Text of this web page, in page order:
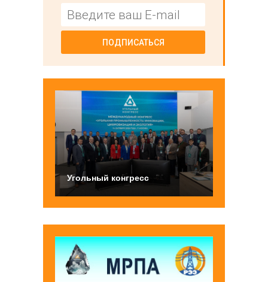
ПОДПИСАТЬСЯ
Угольный конгресс